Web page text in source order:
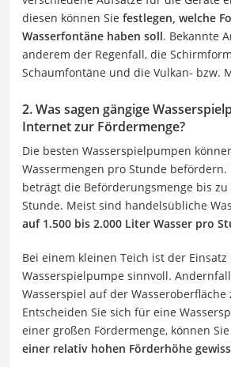
diesen können Sie festlegen, welche
Wasserfontäne haben soll. Bekannte
anderem der Regenfall, die
Schaumfontäne und die Vulkan- bzw.
2. Was sagen gängige
Internet zur Fördermenge?
Die besten Wasserspielpumpen
Wassermengen pro Stunde befördern.
beträgt die Beförderungsmenge bis
Stunde. Meist sind handelsübliche
auf 1.500 bis 2.000 Liter Wasser pro
Bei einem kleinen Teich ist der
Wasserspielpumpe sinnvoll.
Wasserspiel auf der
Entscheiden Sie sich für eine
einer großen Fördermenge, können
einer relativ hohen Förderhöhe gewiss